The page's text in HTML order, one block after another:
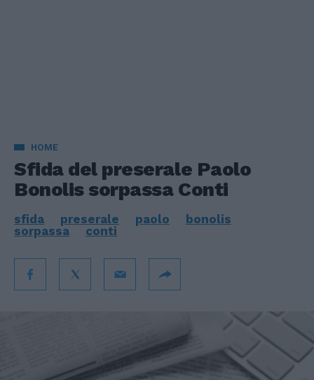
HOME
Sfida del preserale Paolo
Bonolis sorpassa Conti
sfida preserale paolo
bonolis
sorpassa
conti